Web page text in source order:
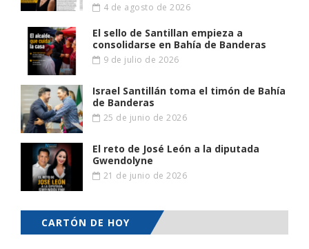
4 de agosto de 2026
El sello de Santillan empieza a
consolidarse en Bahía de Banderas
9 de julio de 2026
Israel Santillán toma el timón de Bahía
de Banderas
25 de junio de 2026
El reto de José León a la diputada
Gwendolyne
21 de junio de 2026
CARTÓN DE HOY